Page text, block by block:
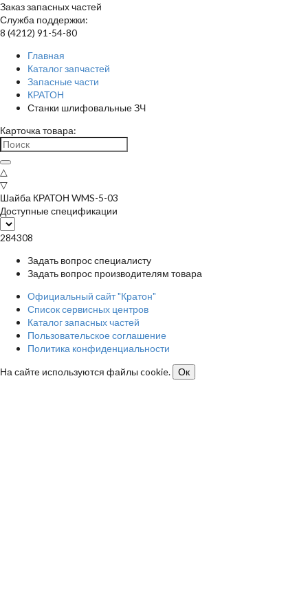
Заказ запасных частей
Служба поддержки:
8 (4212) 91-54-80
Главная
Каталог запчастей
Запасные части
КРАТОН
Станки шлифовальные ЗЧ
Карточка товара:
△
▽
Шайба КРАТОН WMS-5-03
Доступные спецификации
284308
Задать вопрос специалисту
Задать вопрос производителям товара
Официальный сайт "Кратон"
Список сервисных центров
Каталог запасных частей
Пользовательское соглашение
Политика конфиденциальности
На сайте используются файлы cookie.
Ок